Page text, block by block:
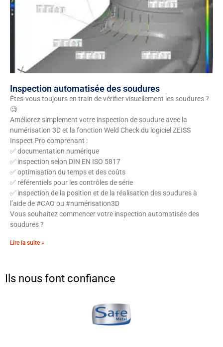
Inspection automatisée des soudures
Êtes-vous toujours en train de vérifier visuellement les soudures ?
🧐
Améliorez simplement votre inspection de soudure avec la
numérisation 3D et la fonction Weld Check du logiciel ZEISS
Inspect Pro comprenant :
✅ documentation numérique
✅ inspection selon DIN EN ISO 5817
✅ optimisation du temps et des coûts
✅ référentiels pour les contrôles de série
✅ inspection de la position et de la réalisation des soudures à
l’aide de #CAO ou #numérisation3D
Vous souhaitez commencer votre inspection automatisée des
soudures ?
Lire la suite »
Ils nous font confiance